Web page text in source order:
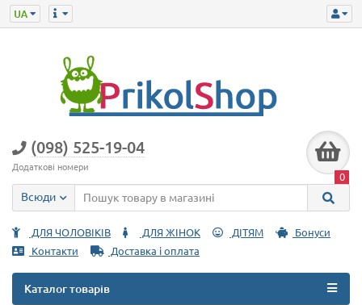
(098) 525-19-04
Додаткові номери
0
Всюди
ДЛЯ ЧОЛОВІКІВ ДЛЯ ЖІНОК ДІТЯМ
Бонуси
Контакти
Доставка і оплата
Каталог товарів